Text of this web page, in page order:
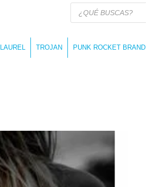
Búsqueda
productos
LAUREL TROJAN PUNK ROCKET BRAND